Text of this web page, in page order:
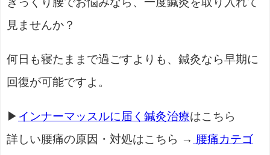
見ませんか？
何日も寝たままで過ごすよりも、鍼灸なら早期に
回復が可能ですよ。
▶ インナーマッスルに届く鍼灸治療はこちら
詳しい腰痛の原因・対処はこちら →
腰痛カテゴ